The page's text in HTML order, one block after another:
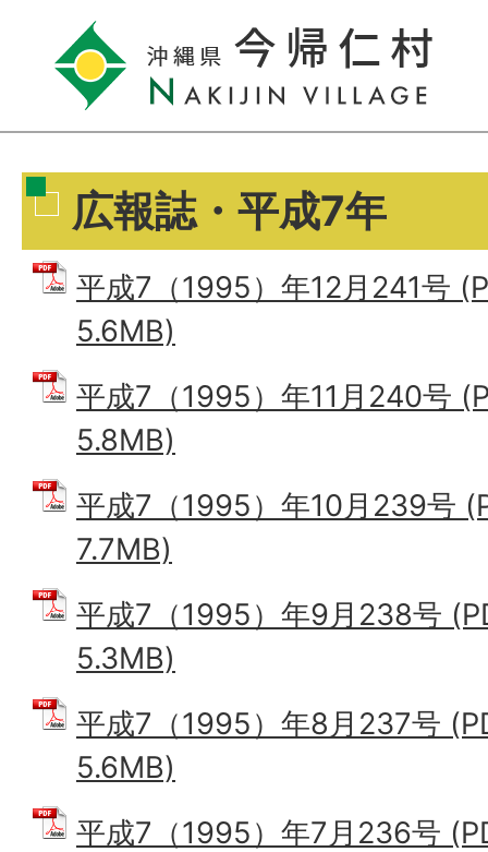
広報誌・平成7年
平成7（1995）年12月241号
5.6MB)
平成7（1995）年11月240号
5.8MB)
平成7（1995）年10月239号
7.7MB)
平成7（1995）年9月238号
5.3MB)
平成7（1995）年8月237号
5.6MB)
平成7（1995）年7月236号